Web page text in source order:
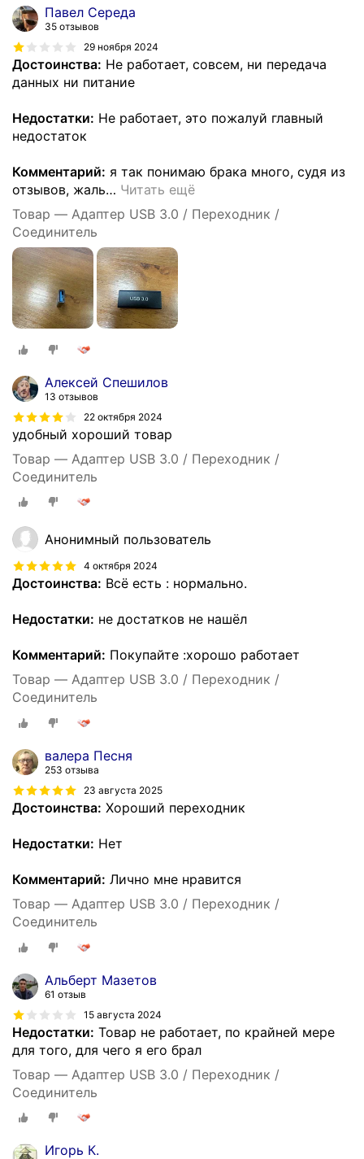
Павел Середа
35 отзывов
29 ноября 2024
Достоинства: Не работает, совсем, ни передача
данных ни питание
Недостатки: Не работает, это пожалуй главный
недостаток
Комментарий: я так понимаю брака много, судя из
отзывов, жаль… Читать ещё
Товар — Адаптер USB 3.0 / Переходник /
Соединитель
Алексей Спешилов
13 отзывов
22 октября 2024
удобный хороший товар
Товар — Адаптер USB 3.0 / Переходник /
Соединитель
Анонимный пользователь
4 октября 2024
Достоинства: Всё есть : нормально.
Недостатки: не достатков не нашёл
Комментарий: Покупайте :хорошо работает
Товар — Адаптер USB 3.0 / Переходник /
Соединитель
валера Песня
253 отзыва
23 августа 2025
Достоинства: Хороший переходник
Недостатки: Нет
Комментарий: Лично мне нравится
Товар — Адаптер USB 3.0 / Переходник /
Соединитель
Альберт Мазетов
61 отзыв
15 августа 2024
Недостатки: Товар не работает, по крайней мере
для того, для чего я его брал
Товар — Адаптер USB 3.0 / Переходник /
Соединитель
Игорь К.